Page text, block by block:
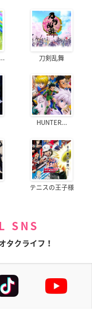
刀剣乱舞
HUNTER...
テニスの王子様
SNS
タクライフ！